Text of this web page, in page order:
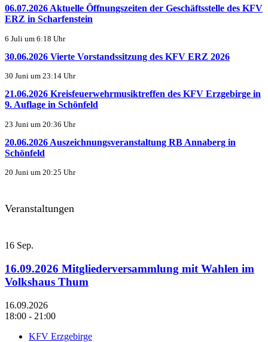
06.07.2026 Aktuelle Öffnungszeiten der Geschäftsstelle des KFV
ERZ in Scharfenstein
6 Juli um 6:18 Uhr
30.06.2026 Vierte Vorstandssitzung des KFV ERZ 2026
30 Juni um 23:14 Uhr
21.06.2026 Kreisfeuerwehrmusiktreffen des KFV Erzgebirge in
9. Auflage in Schönfeld
23 Juni um 20:36 Uhr
20.06.2026 Auszeichnungsveranstaltung RB Annaberg in
Schönfeld
20 Juni um 20:25 Uhr
Veranstaltungen
16 Sep.
16.09.2026 Mitgliederversammlung mit Wahlen im
Volkshaus Thum
16.09.2026
18:00 - 21:00
KFV Erzgebirge